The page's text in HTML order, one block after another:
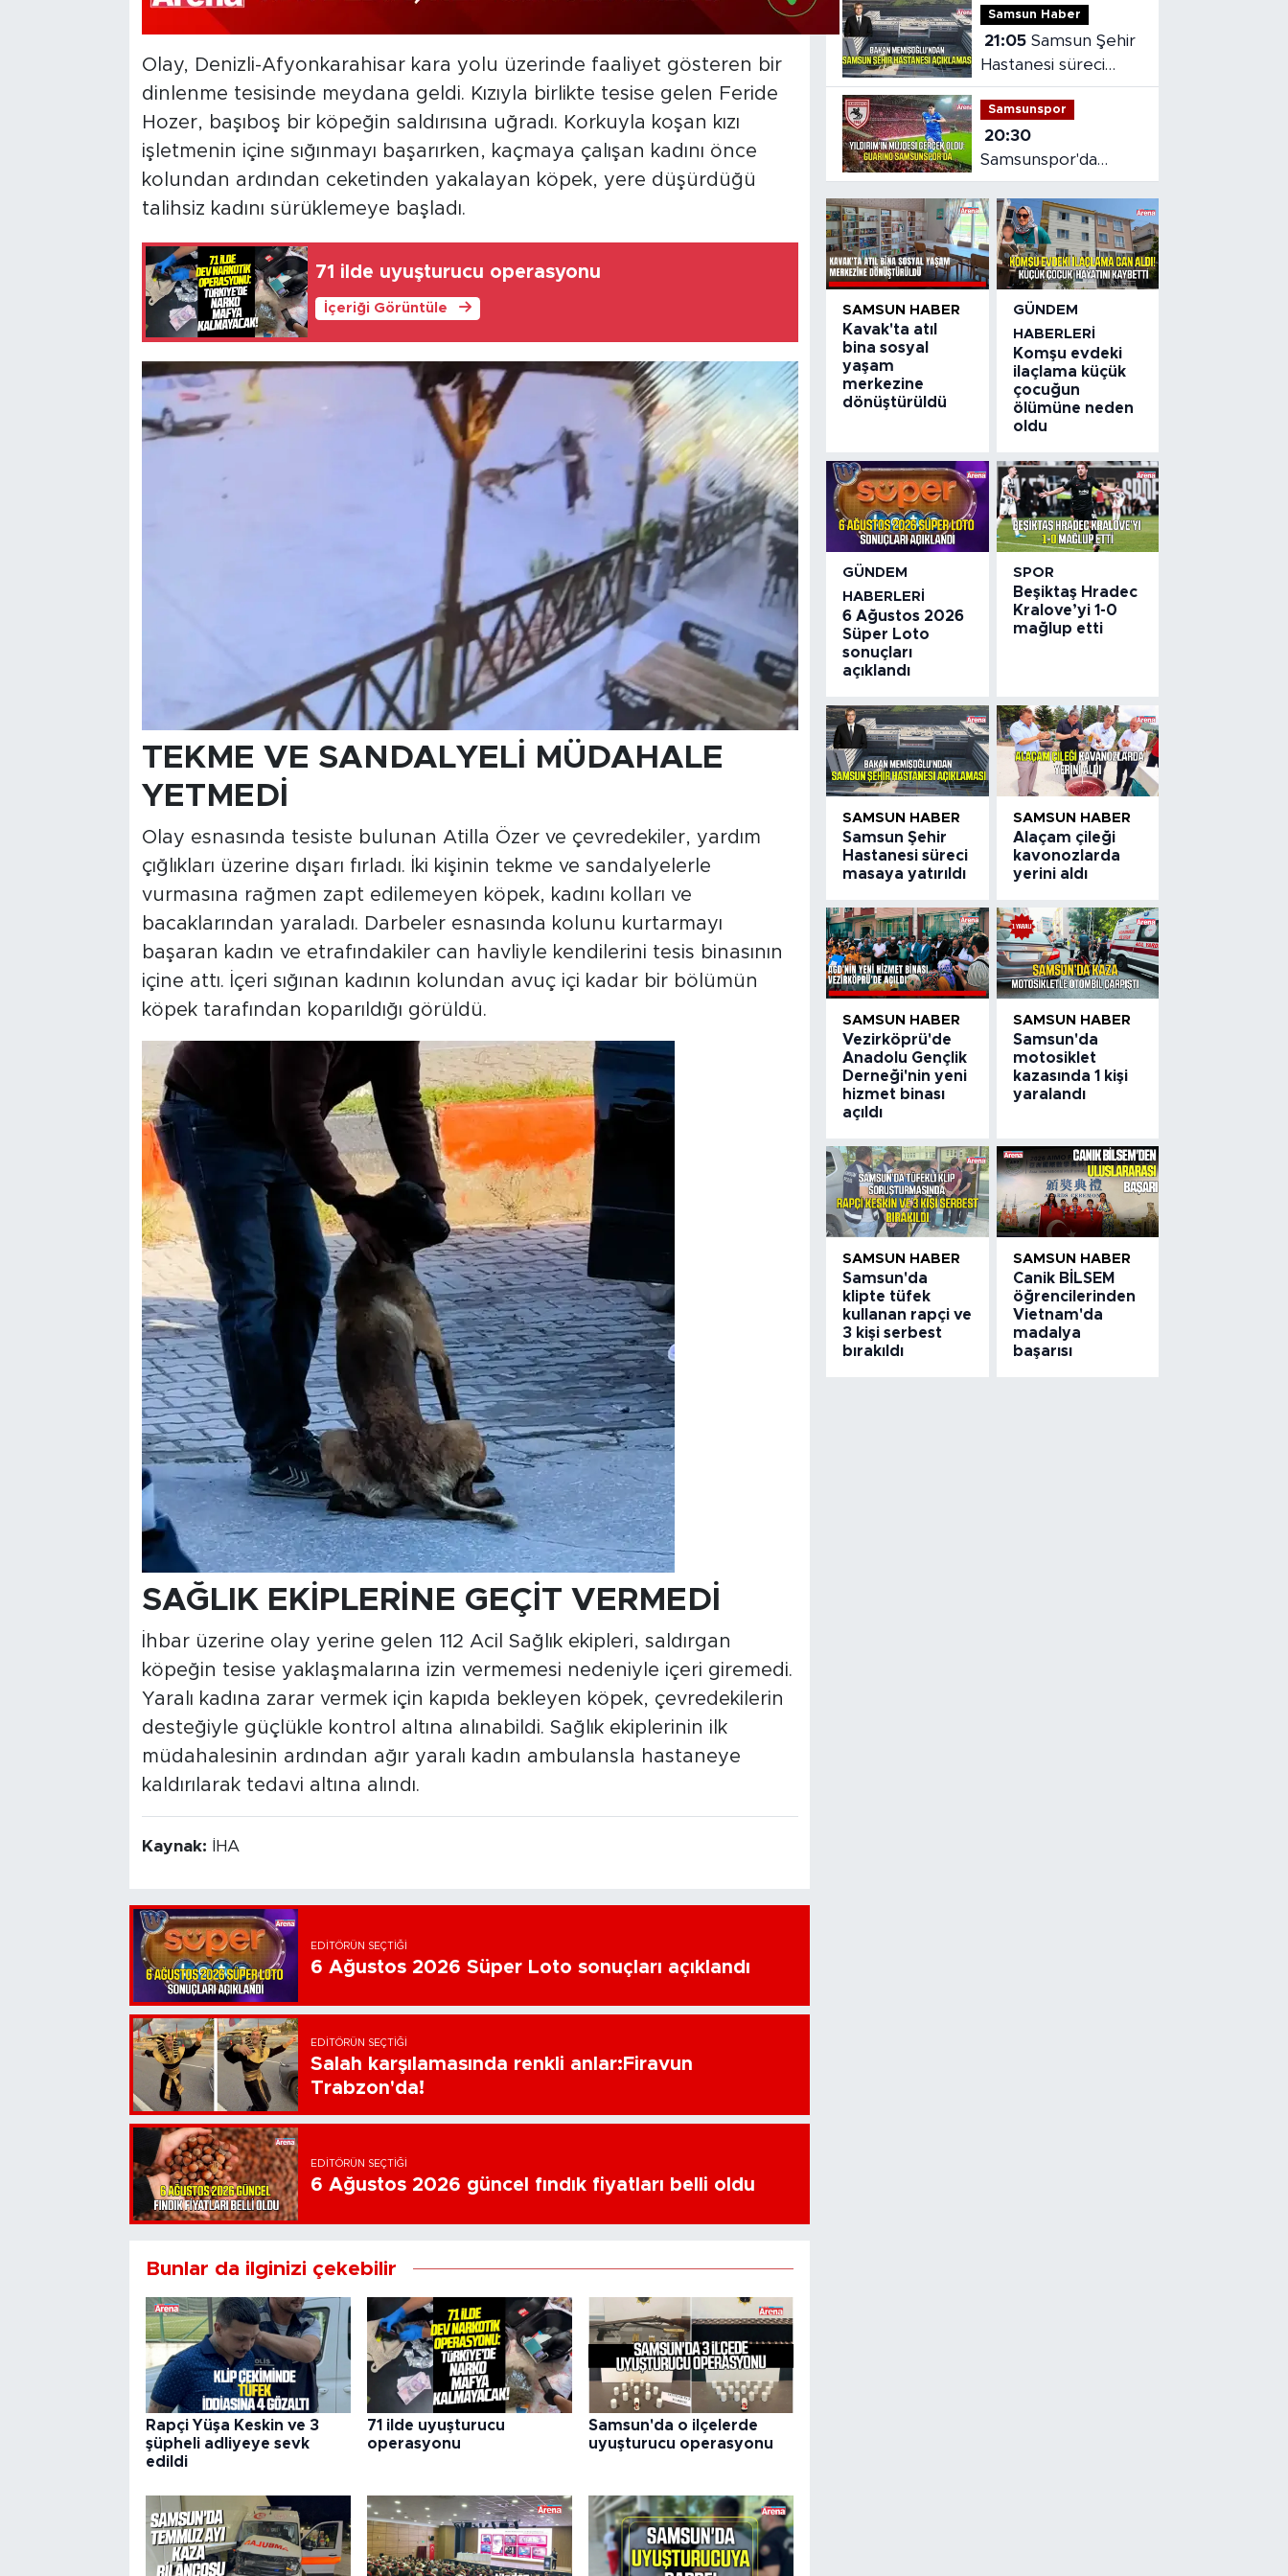
Olay, Denizli-Afyonkarahisar kara yolu üzerinde faaliyet gösteren bir
dinlenme tesisinde meydana geldi. Kızıyla birlikte tesise gelen Feride
Hozer, başıboş bir köpeğin saldırısına uğradı. Korkuyla koşan kızı
işletmenin içine sığınmayı başarırken, kaçmaya çalışan kadını önce
kolundan ardından ceketinden yakalayan köpek, yere düşürdüğü
talihsiz kadını sürüklemeye başladı.
71 ilde uyuşturucu operasyonu
İçeriği Görüntüle
TEKME VE SANDALYELİ MÜDAHALE
YETMEDİ
Olay esnasında tesiste bulunan Atilla Özer ve çevredekiler, yardım
çığlıkları üzerine dışarı fırladı. İki kişinin tekme ve sandalyelerle
vurmasına rağmen zapt edilemeyen köpek, kadını kolları ve
bacaklarından yaraladı. Darbeler esnasında kolunu kurtarmayı
başaran kadın ve etrafındakiler can havliyle kendilerini tesis binasının
içine attı. İçeri sığınan kadının kolundan avuç içi kadar bir bölümün
köpek tarafından koparıldığı görüldü.
SAĞLIK EKİPLERİNE GEÇİT VERMEDİ
İhbar üzerine olay yerine gelen 112 Acil Sağlık ekipleri, saldırgan
köpeğin tesise yaklaşmalarına izin vermemesi nedeniyle içeri giremedi.
Yaralı kadına zarar vermek için kapıda bekleyen köpek, çevredekilerin
desteğiyle güçlükle kontrol altına alınabildi. Sağlık ekiplerinin ilk
müdahalesinin ardından ağır yaralı kadın ambulansla hastaneye
kaldırılarak tedavi altına alındı.
Kaynak: İHA
EDITÖRÜN SEÇTIĞI
6 Ağustos 2026 Süper Loto sonuçları açıklandı
EDITÖRÜN SEÇTIĞI
Salah karşılamasında renkli anlar:Firavun
Trabzon'da!
EDITÖRÜN SEÇTIĞI
6 Ağustos 2026 güncel fındık fiyatları belli oldu
Bunlar da ilginizi çekebilir
Rapçi Yüşa Keskin ve 3
şüpheli adliyeye sevk
edildi
71 ilde uyuşturucu
operasyonu
Samsun'da o ilçelerde
uyuşturucu operasyonu
Samsun Haber
21:05 Samsun Şehir
Hastanesi süreci
masaya yatırıldı
Samsunspor
20:30
Samsunspor'da
Gabriele dönemi
başladı
SAMSUN HABER
Kavak'ta atıl
bina sosyal
yaşam
merkezine
dönüştürüldü
GÜNDEM
HABERLERI
Komşu evdeki
ilaçlama küçük
çocuğun
ölümüne neden
oldu
GÜNDEM
HABERLERI
6 Ağustos 2026
Süper Loto
sonuçları
açıklandı
SPOR
Beşiktaş Hradec
Kralove’yi 1-0
mağlup etti
SAMSUN HABER
Samsun Şehir
Hastanesi süreci
masaya yatırıldı
SAMSUN HABER
Alaçam çileği
kavonozlarda
yerini aldı
SAMSUN HABER
Vezirköprü'de
Anadolu Gençlik
Derneği'nin yeni
hizmet binası
açıldı
SAMSUN HABER
Samsun'da
motosiklet
kazasında 1 kişi
yaralandı
SAMSUN HABER
Samsun'da
klipte tüfek
kullanan rapçi ve
3 kişi serbest
bırakıldı
SAMSUN HABER
Canik BİLSEM
öğrencilerinden
Vietnam'da
madalya
başarısı